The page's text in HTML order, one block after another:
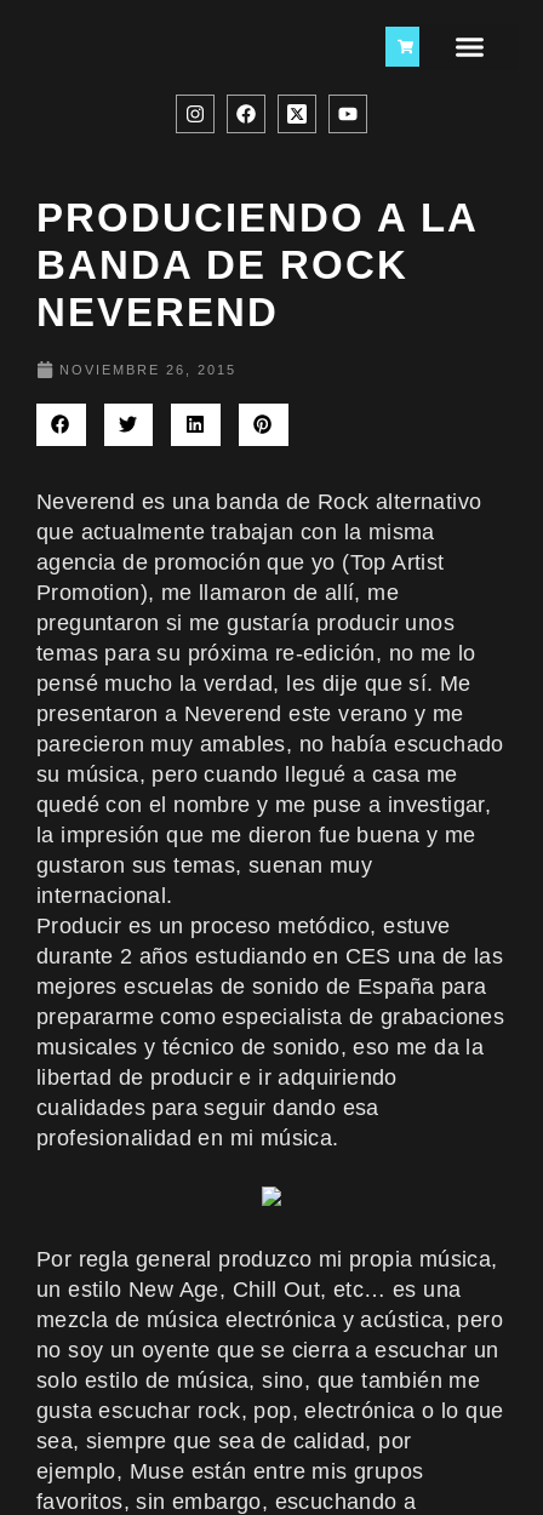
PRODUCIENDO A LA
BANDA DE ROCK
NEVEREND
NOVIEMBRE 26, 2015
Neverend es una banda de Rock alternativo
que actualmente trabajan con la misma
agencia de promoción que yo (Top Artist
Promotion), me llamaron de allí, me
preguntaron si me gustaría producir unos
temas para su próxima re-edición, no me lo
pensé mucho la verdad, les dije que sí. Me
presentaron a Neverend este verano y me
parecieron muy amables, no había escuchado
su música, pero cuando llegué a casa me
quedé con el nombre y me puse a investigar,
la impresión que me dieron fue buena y me
gustaron sus temas, suenan muy
internacional.
Producir es un proceso metódico, estuve
durante 2 años estudiando en CES una de las
mejores escuelas de sonido de España para
prepararme como especialista de grabaciones
musicales y técnico de sonido, eso me da la
libertad de producir e ir adquiriendo
cualidades para seguir dando esa
profesionalidad en mi música.
Por regla general produzco mi propia música,
un estilo New Age, Chill Out, etc… es una
mezcla de música electrónica y acústica, pero
no soy un oyente que se cierra a escuchar un
solo estilo de música, sino, que también me
gusta escuchar rock, pop, electrónica o lo que
sea, siempre que sea de calidad, por
ejemplo, Muse están entre mis grupos
favoritos, sin embargo, escuchando a